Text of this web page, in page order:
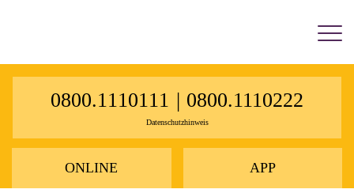
0800.1110111 | 0800.1110222
Datenschutzhinweis
ONLINE APP